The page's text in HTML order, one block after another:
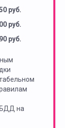
руб.
руб.
руб.
на